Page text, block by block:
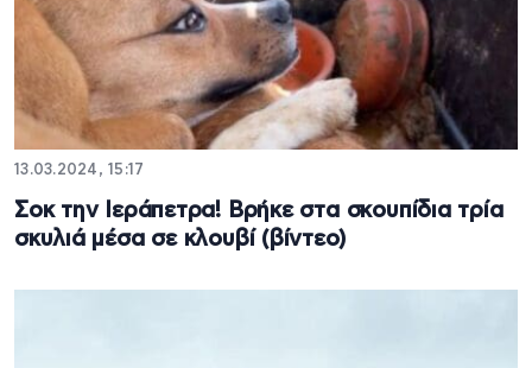
13.03.2024, 15:17
Σοκ την Ιεράπετρα! Βρήκε στα σκουπίδια τρία
σκυλιά μέσα σε κλουβί (βίντεο)